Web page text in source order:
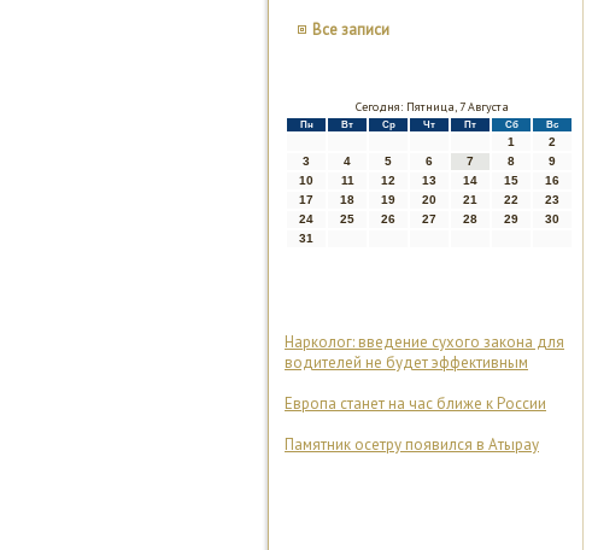
Все записи
Сегодня: Пятница, 7 Августа
Пн Вт Ср Чт Пт Сб Вс
1
2
3
4 5 6 7 8
9
10
11 12 13 14 15
16
17
18 19 20 21 22
23
24
25 26 27 28 29
30
31
Нарколог: введение сухого закона для
водителей не будет эффективным
Европа станет на час ближе к России
Памятник осетру появился в Атырау